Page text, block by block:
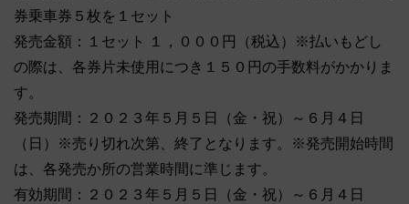
券乗車券５枚を１セット
発売金額：１セット １，０００円（税込）※払いもどし
の際は、各券片未使用につき１５０円の手数料がかかりま
す。
発売期間：２０２３年５月５日（金・祝）～６月４日
（日）※売り切れ次第、終了となります。※発売開始時間
は、各発売か所の営業時間に準じます。
有効期間：２０２３年５月５日（金・祝）～６月４日